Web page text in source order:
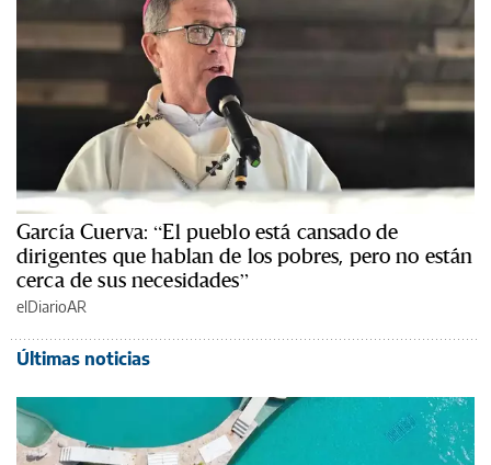
García Cuerva: “El pueblo está cansado de
dirigentes que hablan de los pobres, pero no están
cerca de sus necesidades”
elDiarioAR
Últimas noticias